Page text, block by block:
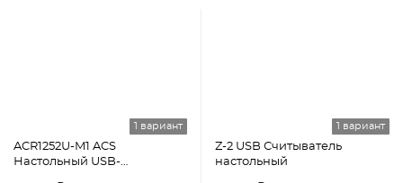
1 вариант
ACR1252U-M1 ACS
Настольный USB-
1 вариант
Z-2 USB Считыватель
настольный